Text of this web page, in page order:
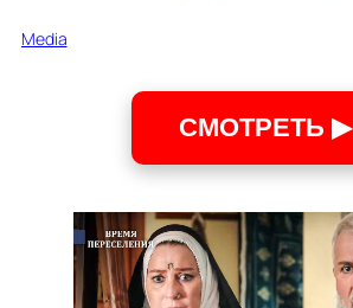
Media
СМОТРЕТЬ ▶